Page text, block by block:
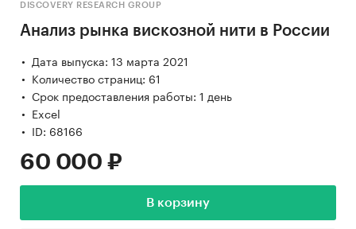
DISCOVERY RESEARCH GROUP
Анализ рынка вискозной нити в России
Дата выпуска: 13 марта 2021
Количество страниц: 61
Срок предоставления работы: 1 день
Excel
ID: 68166
60 000 ₽
В корзину